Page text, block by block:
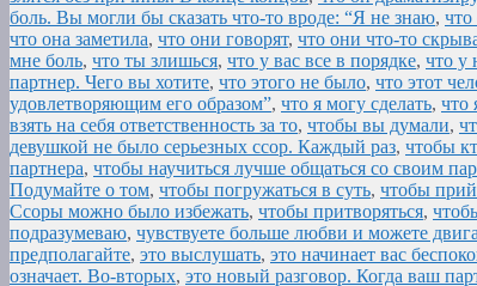
боль. Вы могли бы сказать что-то вроде: “Я не знаю, что
что она заметила, что они говорят, что они что-то
мне боль, что ты злишься, что у вас все в порядке, что у
партнер. Чего вы хотите, что этого не было, что этот
удовлетворяющим его образом”, что я могу сделать, что
взять на себя ответственность за то, чтобы вы думали,
девушкой не было серьезных ссор. Каждый раз, чтобы
партнера, чтобы научиться лучше общаться со своим
Подумайте о том, чтобы погружаться в суть, чтобы
Ссоры можно было избежать, чтобы притворяться,
подразумеваю, чувствуете больше любви и можете
предполагайте, это выслушать, это начинает вас
означает. Во-вторых, это новый разговор. Когда ваш